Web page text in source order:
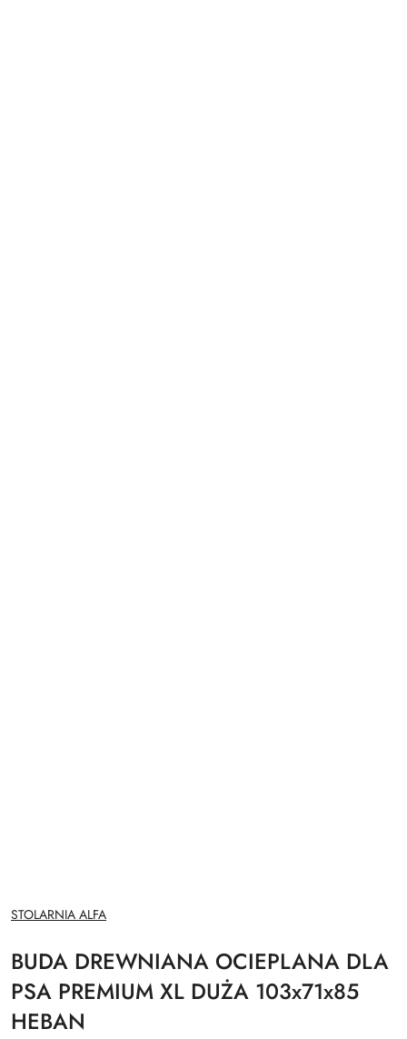
NAZWA
PRODUCENTA:
STOLARNIA ALFA
BUDA DREWNIANA OCIEPLANA DLA
PSA PREMIUM XL DUŻA 103x71x85
HEBAN